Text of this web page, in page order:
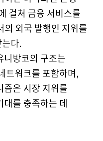
걸쳐 금융 서비스를
의 외국 발행인 지위를
다.
니방코의 구조는
트워크를 포함하며,
즘은 시장 지위를
대를 충족하는 데